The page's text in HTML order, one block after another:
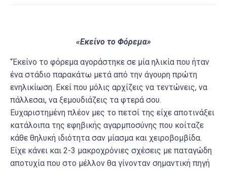
«Εκείνο το Φόρεμα»
“Εκείνο το φόρεμα αγοράστηκε σε μία ηλικία που ήταν
ένα στάδιο παρακάτω μετά από την άγουρη πρώτη
ενηλικίωση. Εκεί που μόλις αρχίζεις να τεντώνεις, να
πάλλεσαι, να ξεμουδιάζεις τα φτερά σου.
Ευχαριστημένη πλέον μες το πετσί της είχε αποτινάξει
κατάλοιπα της εφηβικής αγαρμποσύνης που κοίταζε
κάθε θηλυκή ιδιότητα σαν μίασμα και χειροβομβίδα.
Είχε κάνει και 2-3 μακροχρόνιες σχέσεις με παταγώδη
αποτυχία που στο μέλλον θα γίνονταν σημαντική πηγή